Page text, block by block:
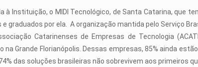
à Instituição, o MIDI Tecnológico, de Santa Catarina, que
graduados por ela. A organização mantida pelo Serviço
Catarinenses de Empresas de Tecnologia
Grande Florianópolis. Dessas empresas, 85% ainda
das soluções brasileiras não sobrevivem aos primeiros